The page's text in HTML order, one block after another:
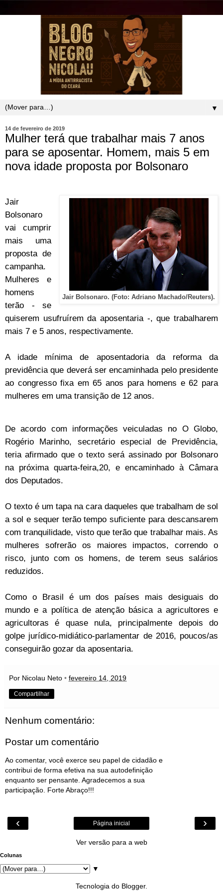
▼
14 de fevereiro de 2019
Mulher terá que trabalhar mais 7 anos
para se aposentar. Homem, mais 5 em
nova idade proposta por Bolsonaro
Jair Bolsonaro. (Foto: Adriano Machado/Reuters).
Jair
Bolsonaro
vai cumprir
mais uma
proposta de
campanha.
Mulheres e
homens
terão - se
quiserem usufruírem da aposentaria -, que trabalharem
mais 7 e 5 anos, respectivamente.
A idade mínima de aposentadoria da reforma da
previdência que deverá ser encaminhada pelo presidente
ao congresso fixa em 65 anos para homens e 62 para
mulheres em uma transição de 12 anos.
De acordo com informações veiculadas no O Globo,
Rogério Marinho, secretário especial de Previdência,
teria afirmado que o texto será assinado por Bolsonaro
na próxima quarta-feira,20, e encaminhado à Câmara
dos Deputados.
O texto é um tapa na cara daqueles que trabalham de sol
a sol e sequer terão tempo suficiente para descansarem
com tranquilidade, visto que terão que trabalhar mais. As
mulheres sofrerão os maiores impactos, correndo o
risco, junto com os homens, de terem seus salários
reduzidos.
Como o Brasil é um dos países mais desiguais do
mundo e a política de atenção básica a agricultores e
agricultoras é quase nula, principalmente depois do
golpe jurídico-midiático-parlamentar de 2016, poucos/as
conseguirão gozar da aposentaria.
Por Nicolau Neto • fevereiro 14, 2019
Compartilhar
Nenhum comentário:
Postar um comentário
Ao comentar, você exerce seu papel de cidadão e
contribui de forma efetiva na sua autodefinição
enquanto ser pensante. Agradecemos a sua
participação. Forte Abraço!!!
‹ ›
Página inicial
Ver versão para a web
Colunas
▼
Tecnologia do Blogger.